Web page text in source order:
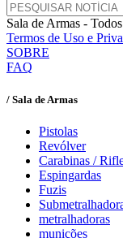
Sala de Armas -
Termos de Uso e
SOBRE
FAQ
/ Sala de Armas
Pistolas
Revólver
Carabinas /
Espingardas
Fuzis
metralhadoras
munições